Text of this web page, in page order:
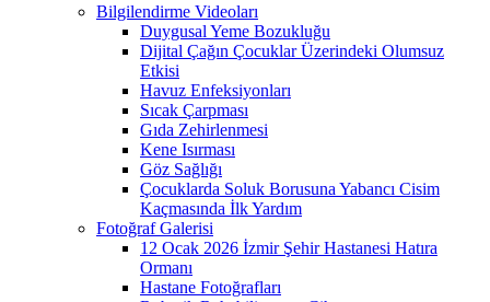
Bilgilendirme Videoları
Duygusal Yeme Bozukluğu
Dijital Çağın Çocuklar Üzerindeki Olumsuz
Etkisi
Havuz Enfeksiyonları
Sıcak Çarpması
Gıda Zehirlenmesi
Kene Isırması
Göz Sağlığı
Çocuklarda Soluk Borusuna Yabancı Cisim
Kaçmasında İlk Yardım
Fotoğraf Galerisi
12 Ocak 2026 İzmir Şehir Hastanesi Hatıra
Ormanı
Hastane Fotoğrafları